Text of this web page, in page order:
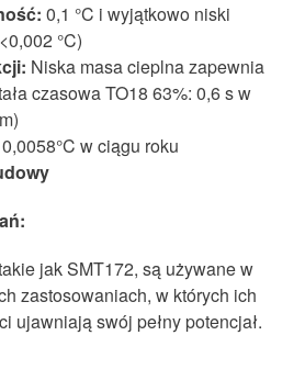
0,1 °C i wyjątkowo niski
°C)
Niska masa cieplna zapewnia
czasowa TO18 63%: 0,6 s w
w ciągu roku
jak SMT172, są używane w
zastosowaniach, w których ich
ujawniają swój pełny potencjał.